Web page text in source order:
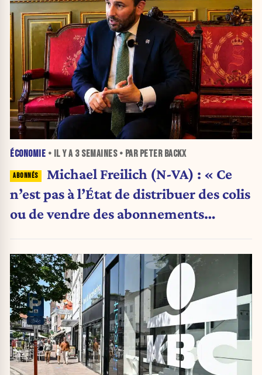
ÉCONOMIE • IL Y A 3 SEMAINES• PAR PETER BACKX
Michael Freilich (N-VA) : « Ce
n’est pas à l’État de distribuer des colis
ou de vendre des abonnements